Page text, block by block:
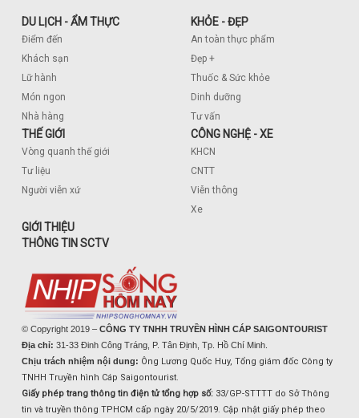
DU LỊCH - ẨM THỰC
Điểm đến
Khách sạn
Lữ hành
Món ngon
Nhà hàng
KHỎE - ĐẸP
An toàn thực phẩm
Đẹp +
Thuốc & Sức khỏe
Dinh dưỡng
Tư vấn
THẾ GIỚI
Vòng quanh thế giới
Tư liệu
Người viễn xứ
CÔNG NGHỆ - XE
KHCN
CNTT
Viễn thông
Xe
GIỚI THIỆU
THÔNG TIN SCTV
© Copyright 2019 – CÔNG TY TNHH TRUYỀN HÌNH CÁP SAIGONTOURIST
Địa chỉ: 31-33 Đinh Công Tráng, P. Tân Định, Tp. Hồ Chí Minh.
Chịu trách nhiệm nội dung: Ông Lương Quốc Huy, Tổng giám đốc Công ty
TNHH Truyền hình Cáp Saigontourist.
Giấy phép trang thông tin điện tử tổng hợp số: 33/GP-STTTT do Sở Thông
tin và truyền thông TPHCM cấp ngày 20/5/2019. Cập nhật giấy phép theo